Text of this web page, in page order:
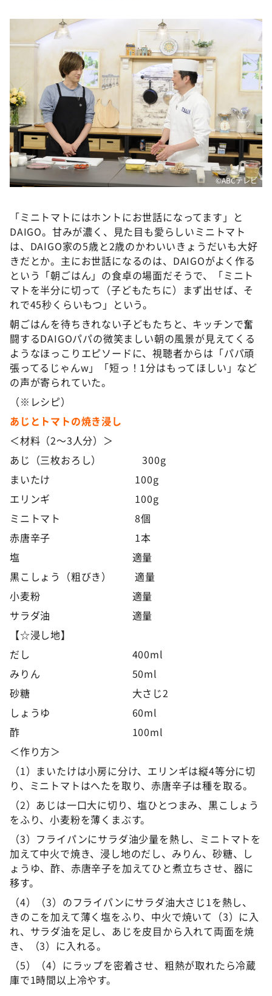
©ABCテレビ
「ミニトマトにはホントにお世話になってます」と
DAIGO。甘みが濃く、見た目も愛らしいミニトマト
は、DAIGO家の5歳と2歳のかわいいきょうだいも大好
きだとか。主にお世話になるのは、DAIGOがよく作る
という「朝ごはん」の食卓の場面だそうで、「ミニト
マトを半分に切って（子どもたちに）まず出せば、そ
れで45秒くらいもつ」という。
朝ごはんを待ちきれない子どもたちと、キッチンで奮
闘するDAIGOパパの微笑ましい朝の風景が見えてくる
ようなほっこりエピソードに、視聴者からは「パパ頑
張ってるじゃんw」「短っ！1分はもってほしい」など
の声が寄られていた。
（※レシピ）
あじとトマトの焼き浸し
＜材料（2～3人分）＞
あじ（三枚おろし） 300g
まいたけ 100g
エリンギ 100g
ミニトマト 8個
赤唐辛子 1本
塩 適量
黒こしょう（粗びき） 適量
小麦粉 適量
サラダ油 適量
【☆浸し地】
だし 400ml
みりん 50ml
砂糖 大さじ2
しょうゆ 60ml
酢 100ml
＜作り方＞
（1）まいたけは小房に分け、エリンギは縦4等分に切
り、ミニトマトはへたを取り、赤唐辛子は種を取る。
（2）あじは一口大に切り、塩ひとつまみ、黒こしょう
をふり、小麦粉を薄くまぶす。
（3）フライパンにサラダ油少量を熱し、ミニトマトを
加えて中火で焼き、浸し地のだし、みりん、砂糖、し
ょうゆ、酢、赤唐辛子を加えてひと煮立ちさせ、器に
移す。
（4）（3）のフライパンにサラダ油大さじ1を熱し、
きのこを加えて薄く塩をふり、中火で焼いて（3）に入
れ、サラダ油を足し、あじを皮目から入れて両面を焼
き、（3）に入れる。
（5）（4）にラップを密着させ、粗熱が取れたら冷蔵
庫で1時間以上冷やす。